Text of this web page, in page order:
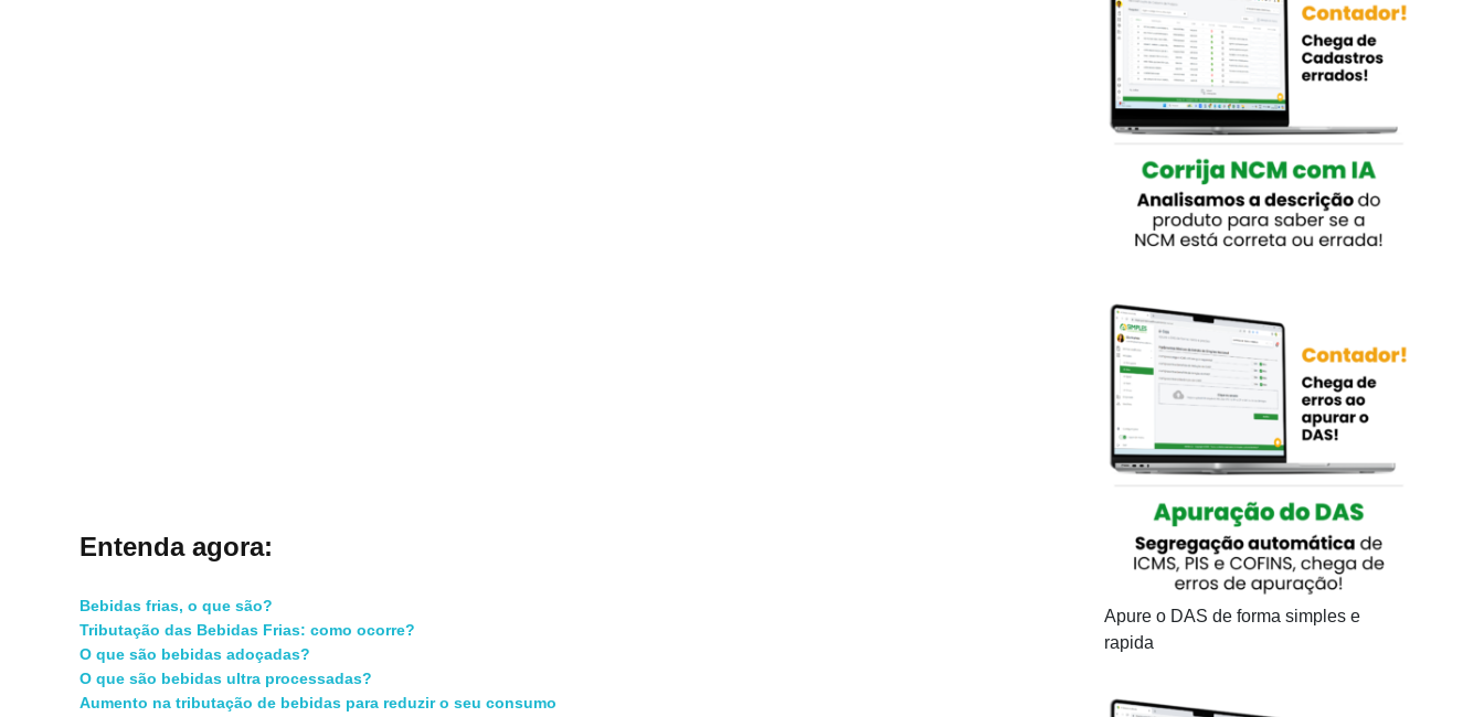
Entenda agora:
Bebidas frias, o que são?
Tributação das Bebidas Frias: como ocorre?
O que são bebidas adoçadas?
O que são bebidas ultra processadas?
Aumento na tributação de bebidas para reduzir o seu consumo
Apure o DAS de forma simples e
rapida